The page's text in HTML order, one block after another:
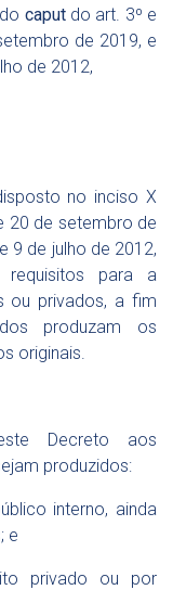
caputdo art. 3º e
de 2019, e
de 2012,
no inciso X
20 de setembro de
9 de julho de 2012,
para a
ou privados, a fim
produzam os
originais.
Decreto aos
produzidos:
interno, ainda
e
privado ou por